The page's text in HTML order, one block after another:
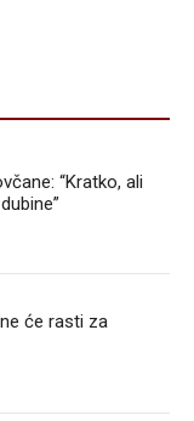
“Kratko, ali
će rasti za